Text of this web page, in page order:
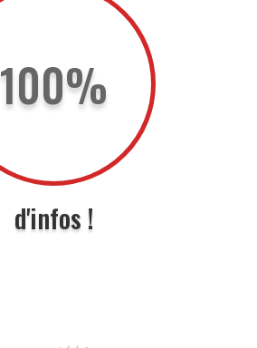
100%
d'infos !